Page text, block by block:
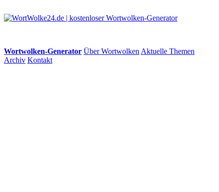
Wortwolken-Generator Über Wortwolken Aktuelle Themen
Archiv Kontakt